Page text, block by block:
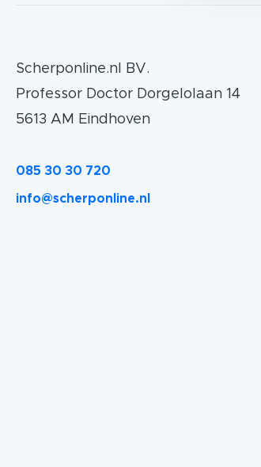
Scherponline.nl BV.
Professor Doctor Dorgelolaan 14
5613 AM Eindhoven
085 30 30 720
info@scherponline.nl